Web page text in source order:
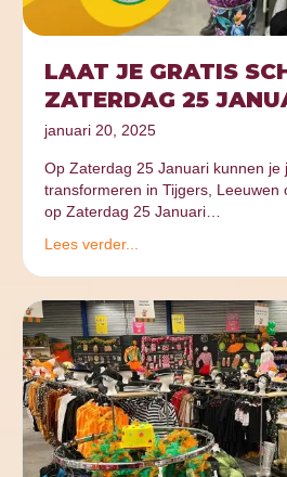
LAAT JE GRATIS
ZATERDAG 25
januari 20, 2025
Op Zaterdag 25 Januari kunnen je
transformeren in Tijgers, Leeuwen
op Zaterdag 25 Januari…
Lees verder...